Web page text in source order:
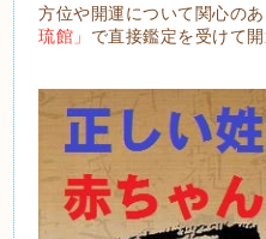
方位や開運について関心の
琉館」 で直接鑑定を受けて